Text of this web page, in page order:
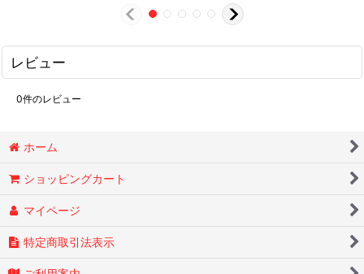
レビュー
0件のレビュー
ホーム
ショッピングカート
マイページ
特定商取引法表示